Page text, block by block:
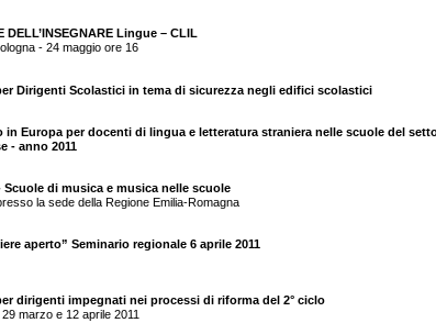
DELL’INSEGNARE Lingue – CLIL
- 24 maggio ore 16
Dirigenti Scolastici in tema di sicurezza negli edifici scolastici
in Europa per docenti di lingua e letteratura straniera nelle scuole del
- anno 2011
Scuole di musica e musica nelle scuole
la sede della Regione Emilia-Romagna
aperto” Seminario regionale 6 aprile 2011
dirigenti impegnati nei processi di riforma del 2° ciclo
marzo e 12 aprile 2011